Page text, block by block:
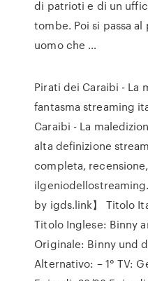
di patrioti e di un
tombe. Poi si passa
uomo che …
Pirati dei Caraibi - La
fantasma streaming
Caraibi - La
alta definizione
completa,
by igds.link】 Titolo
Titolo Inglese: Binny
Originale: Binny und
Alternativo: – 1° TV: